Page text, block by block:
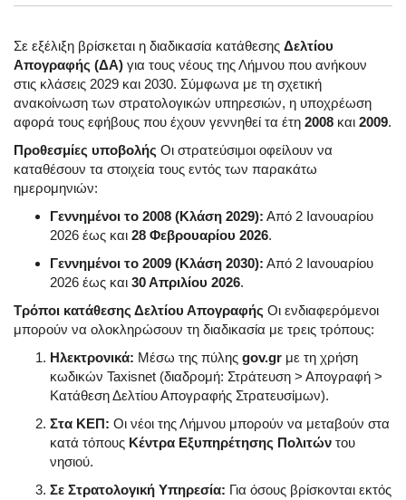
Σε εξέλιξη βρίσκεται η διαδικασία κατάθεσης Δελτίου
Απογραφής (ΔΑ) για τους νέους της Λήμνου που ανήκουν
στις κλάσεις 2029 και 2030. Σύμφωνα με τη σχετική
ανακοίνωση των στρατολογικών υπηρεσιών, η υποχρέωση
αφορά τους εφήβους που έχουν γεννηθεί τα έτη 2008 και 2009.
Προθεσμίες υποβολής Οι στρατεύσιμοι οφείλουν να
καταθέσουν τα στοιχεία τους εντός των παρακάτω
ημερομηνιών:
Γεννημένοι το 2008 (Κλάση 2029): Από 2 Ιανουαρίου
2026 έως και 28 Φεβρουαρίου 2026.
Γεννημένοι το 2009 (Κλάση 2030): Από 2 Ιανουαρίου
2026 έως και 30 Απριλίου 2026.
Τρόποι κατάθεσης Δελτίου Απογραφής Οι ενδιαφερόμενοι
μπορούν να ολοκληρώσουν τη διαδικασία με τρεις τρόπους:
Ηλεκτρονικά: Μέσω της πύλης gov.gr με τη χρήση
κωδικών Taxisnet (διαδρομή: Στράτευση > Απογραφή >
Κατάθεση Δελτίου Απογραφής Στρατευσίμων).
Στα ΚΕΠ: Οι νέοι της Λήμνου μπορούν να μεταβούν στα
κατά τόπους Κέντρα Εξυπηρέτησης Πολιτών του
νησιού.
Σε Στρατολογική Υπηρεσία: Για όσους βρίσκονται εκτός